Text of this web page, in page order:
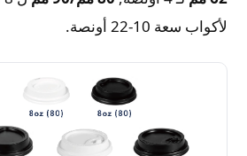
لأكواب سعة 10-22 أونصة.